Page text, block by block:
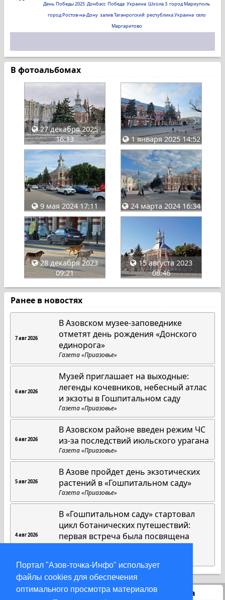
Портал "Азов-точка-Инфо" использует
файлы cookies для обеспечения
оптимального просмотра материалов
День Победы 2025 Донбасс Победа Украина Школа 3 город Мариуполь
город Ростов-на-Дону залив Таганрогский республика Украина село
Маргаритово
В фотоальбомах
27 декабря 2025
16:13
1 января 2025 14:52
9 мая 2024 17:11 24 марта 2024 16:34
28 декабря 2023
09:21
15 августа 2023
08:46
Ранее в новостях
7 авг 2026
В Азовском музее-заповеднике
отметят день рождения «Донского
единорога»
Газета «Приазовье»
6 авг 2026
Музей приглашает на выходные:
легенды кочевников, небесный атлас
и экзоты в Гошпитальном саду
Газета «Приазовье»
6 авг 2026
В Азовском районе введен режим ЧС
из-за последствий июльского урагана
Газета «Приазовье»
5 авг 2026
В Азове пройдет день экзотических
растений в «Гошпитальном саду»
Газета «Приазовье»
4 авг 2026
В «Гошпитальном саду» стартовал
цикл ботанических путешествий:
первая встреча была посвящена
Статистика